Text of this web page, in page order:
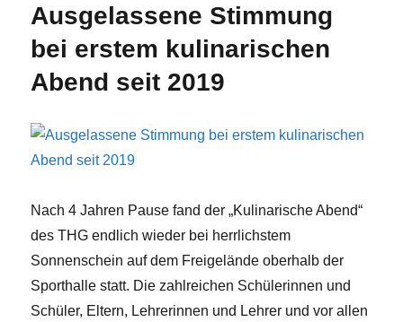
Ausgelassene Stimmung
bei erstem kulinarischen
Abend seit 2019
Nach 4 Jahren Pause fand der „Kulinarische Abend“
des THG endlich wieder bei herrlichstem
Sonnenschein auf dem Freigelände oberhalb der
Sporthalle statt. Die zahlreichen Schülerinnen und
Schüler, Eltern, Lehrerinnen und Lehrer und vor allen